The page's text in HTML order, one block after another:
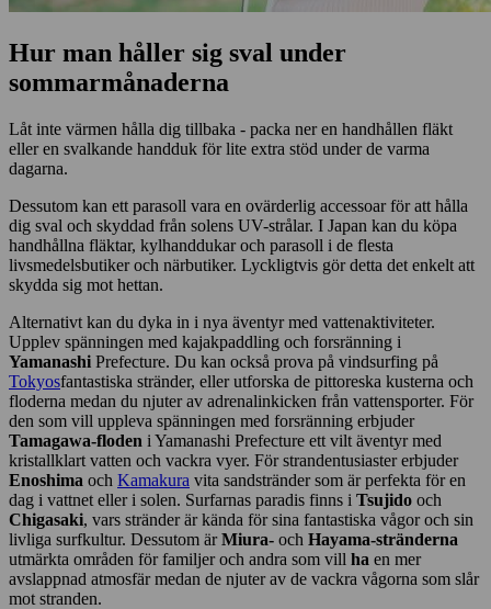
Hur man håller sig sval under
sommarmånaderna
Låt inte värmen hålla dig tillbaka - packa ner en handhållen fläkt
eller en svalkande handduk för lite extra stöd under de varma
dagarna.
Dessutom kan ett parasoll vara en ovärderlig accessoar för att hålla
dig sval och skyddad från solens UV-strålar. I Japan kan du köpa
handhållna fläktar, kylhanddukar och parasoll i de flesta
livsmedelsbutiker och närbutiker. Lyckligtvis gör detta det enkelt att
skydda sig mot hettan.
Alternativt kan du dyka in i nya äventyr med vattenaktiviteter.
Upplev spänningen med kajakpaddling och forsränning i
Yamanashi Prefecture. Du kan också prova på vindsurfing på
Tokyosfantastiska stränder, eller utforska de pittoreska kusterna och
floderna medan du njuter av adrenalinkicken från vattensporter. För
den som vill uppleva spänningen med forsränning erbjuder
Tamagawa-floden i Yamanashi Prefecture ett vilt äventyr med
kristallklart vatten och vackra vyer. För strandentusiaster erbjuder
Enoshima och Kamakura vita sandstränder som är perfekta för en
dag i vattnet eller i solen. Surfarnas paradis finns i Tsujido och
Chigasaki, vars stränder är kända för sina fantastiska vågor och sin
livliga surfkultur. Dessutom ärMiura- och Hayama-stränderna
utmärkta områden för familjer och andra som vill ha en mer
avslappnad atmosfär medan de njuter av de vackra vågorna som slår
mot stranden.